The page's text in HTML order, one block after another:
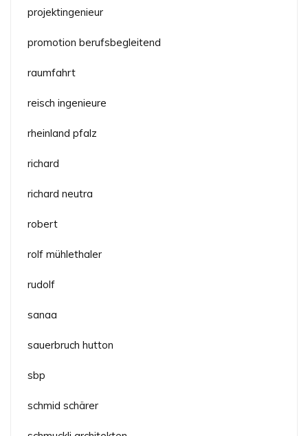
projektingenieur
promotion berufsbegleitend
raumfahrt
reisch ingenieure
rheinland pfalz
richard
richard neutra
robert
rolf mühlethaler
rudolf
sanaa
sauerbruch hutton
sbp
schmid schärer